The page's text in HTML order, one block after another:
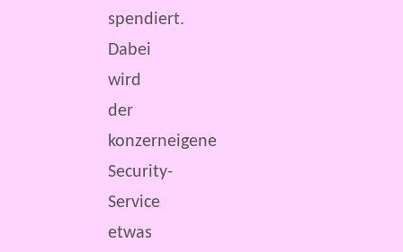
spendiert.
Dabei
wird
der
konzerneigene
Security-
Service
etwas